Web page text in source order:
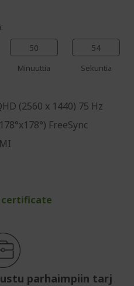
50
Minuuttia
53
Sekuntia
(2560 x 1440) 75 Hz
FreeSync
certificate
parhaimpiin tarj